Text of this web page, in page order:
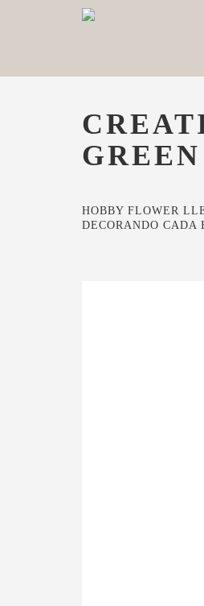
HOBBY FLOWER
DECORANDO CADA